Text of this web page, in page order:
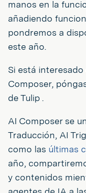
manos en la
añadiendo
pondremos a
este año.
Si está
Composer,
de Tulip .
AI Composer se
Traducción, AI
como las últimas
año,
y contenidos